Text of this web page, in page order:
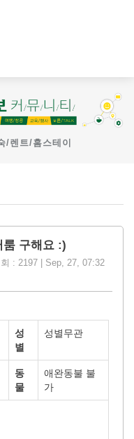
/렌트/홈스테이
룸 구해요 :)
: 2197 | Sep, 27, 07:32
성
별
성별무관
동
물
애완동불 불
가